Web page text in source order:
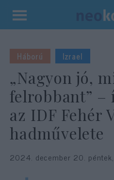
Kilépés
tartalomba
Háború Izrael
„Nagyon jó,
felrobbant” –
az IDF Fehér
hadművelete
2024. december 20.